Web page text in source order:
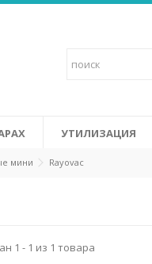
щелочных батареек и
жизнь к
от солнечных
Certifi cation System).
УТИЛИЗАЦИЯ
мини Rayovac
1 - 1 из 1 товара